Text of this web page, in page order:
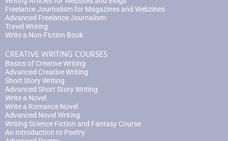
Freelance Journalism for Magazines and Webzines
Advanced Freelance Journalism
Travel Writing
Write a Non-Fiction Book
CREATIVE WRITING COURSES
Basics of Creative Writing
Advanced Creative Writing
Short Story Writing
Advanced Short Story Writing
Write a Novel
Write a Romance Novel
Advanced Novel Writing
Writing Science Fiction and Fantasy Course
An Introduction to Poetry